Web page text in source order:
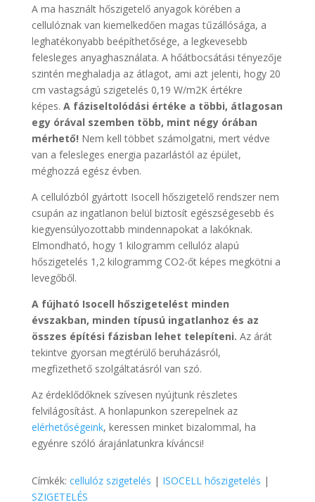
A ma használt hőszigetelő anyagok körében a
cellulóznak van kiemelkedően magas tűzállósága, a
leghatékonyabb beépíthetősége, a legkevesebb
felesleges anyaghasználata. A hőátbocsátási tényezője
szintén meghaladja az átlagot, ami azt jelenti, hogy 20
cm vastagságú szigetelés 0,19 W/m2K értékre
képes. A fáziseltolódási értéke a többi, átlagosan
egy órával szemben több, mint négy órában
mérhető! Nem kell többet számolgatni, mert védve
van a felesleges energia pazarlástól az épület,
méghozzá egész évben.
A cellulózból gyártott Isocell hőszigetelő rendszer nem
csupán az ingatlanon belül biztosít egészségesebb és
kiegyensúlyozottabb mindennapokat a lakóknak.
Elmondható, hogy 1 kilogramm cellulóz alapú
hőszigetelés 1,2 kilogrammg CO2-őt képes megkötni a
levegőből.
A fújható Isocell hőszigetelést minden
évszakban, minden típusú ingatlanhoz és az
összes építési fázisban lehet telepíteni. Az árát
tekintve gyorsan megtérülő beruházásról,
megfizethető szolgáltatásról van szó.
Az érdeklődőknek szívesen nyújtunk részletes
felvilágosítást. A honlapunkon szerepelnek az
elérhetőségeink, keressen minket bizalommal, ha
egyénre szóló árajánlatunkra kíváncsi!
Címkék: cellulóz szigetelés | ISOCELL hőszigetelés |
SZIGETELÉS